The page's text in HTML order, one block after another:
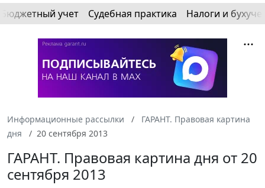
Бюджетный учет Судебная практика Налоги и
Информационные рассылки
ГАРАНТ. Правовая картина
дня
20 сентября 2013
ГАРАНТ. Правовая картина дня от 20
сентября 2013